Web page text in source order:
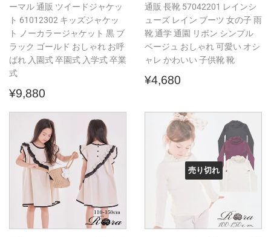
ーマル 通販 ツイードジャケッ
ト 61012302 キッズジャケッ
ト ノーカラージャケット 黒 ブ
ラック ゴールド おしゃれ お呼
ばれ 入園式 卒園式 入学式 卒業
式
通
¥9,880
通販 長靴 57042201 レインシ
ューズ レイン ブーツ 女の子 雨
靴 通学 通園 リボン シンプル
ベージュ おしゃれ 可愛い オシ
ャレ かわいい 子供靴 靴
通
¥4,680
売り切れ